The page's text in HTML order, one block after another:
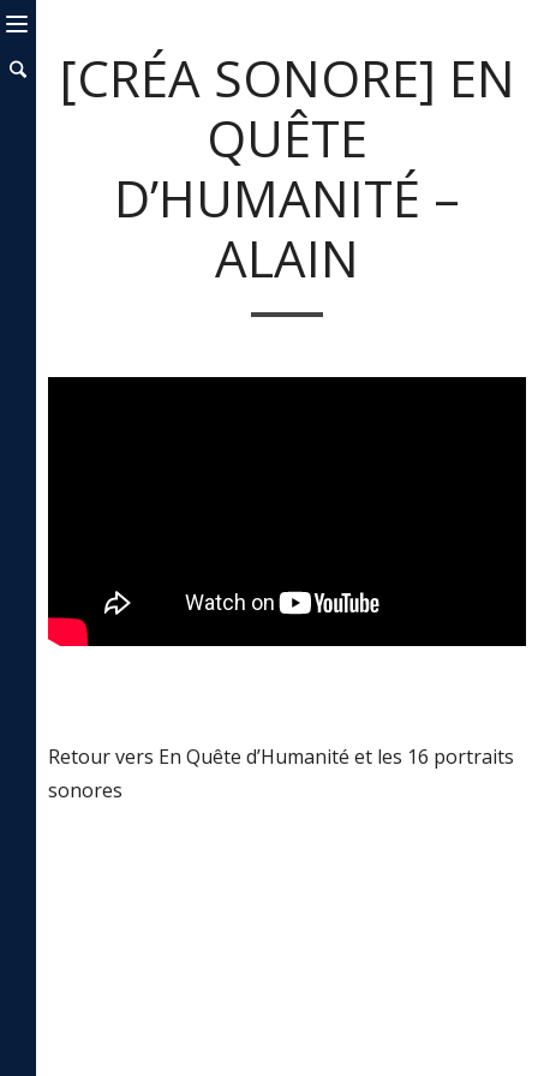
[CRÉA SONORE] EN
QUÊTE
D’HUMANITÉ –
ALAIN
Retour vers En Quête d’Humanité et les 16 portraits
sonores